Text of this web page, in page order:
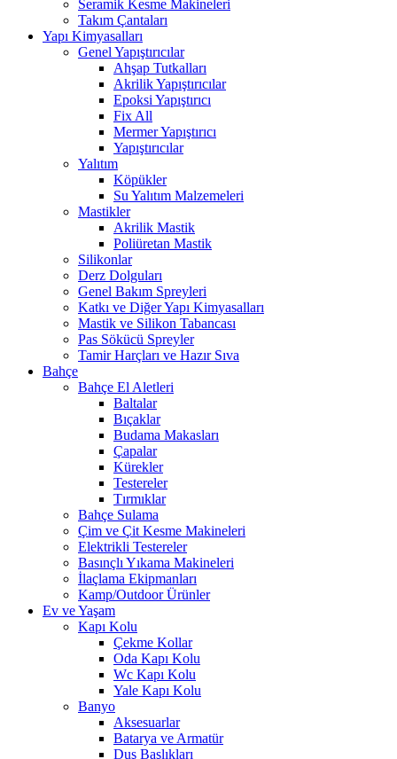
Seramik Kesme Makineleri
Takım Çantaları
Yapı Kimyasalları
Genel Yapıştırıcılar
Ahşap Tutkalları
Akrilik Yapıştırıcılar
Epoksi Yapıştırıcı
Fix All
Mermer Yapıştırıcı
Yapıştırıcılar
Yalıtım
Köpükler
Su Yalıtım Malzemeleri
Mastikler
Akrilik Mastik
Poliüretan Mastik
Silikonlar
Derz Dolguları
Genel Bakım Spreyleri
Katkı ve Diğer Yapı Kimyasalları
Mastik ve Silikon Tabancası
Pas Sökücü Spreyler
Tamir Harçları ve Hazır Sıva
Bahçe
Bahçe El Aletleri
Baltalar
Bıçaklar
Budama Makasları
Çapalar
Kürekler
Testereler
Tırmıklar
Bahçe Sulama
Çim ve Çit Kesme Makineleri
Elektrikli Testereler
Basınçlı Yıkama Makineleri
İlaçlama Ekipmanları
Kamp/Outdoor Ürünler
Ev ve Yaşam
Kapı Kolu
Çekme Kollar
Oda Kapı Kolu
Wc Kapı Kolu
Yale Kapı Kolu
Banyo
Aksesuarlar
Batarya ve Armatür
Duş Başlıkları